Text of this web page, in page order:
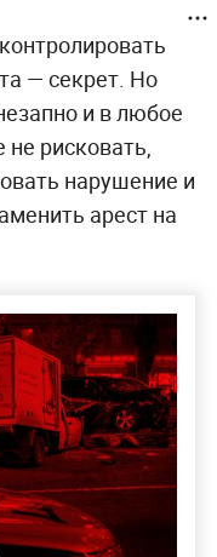
— секрет. Но
и в любое
рисковать,
нарушение и
арест на